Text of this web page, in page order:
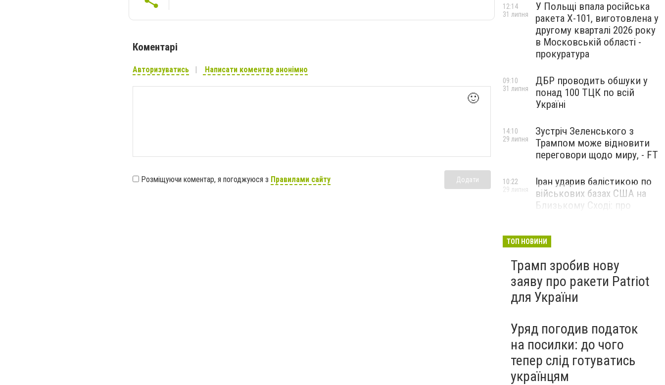
Коментарі
Авторизуватись Написати коментар анонімно
🙂
Розміщуючи коментар, я погоджуюся з Правилами сайту Додати
У Польщі впала російська
ракета X-101, виготовлена у
другому кварталі 2026 року
в Московській області -
прокуратура
12:14
31 липня
ДБР проводить обшуки у
понад 100 ТЦК по всій
Україні
09:10
31 липня
Зустріч Зеленського з
Трампом може відновити
переговори щодо миру, - FT
14:10
29 липня
Іран ударив балістикою по
військових базах США на
Близькому Сході: про
10:22
29 липня
ТОП НОВИНИ
Трамп зробив нову
заяву про ракети Patriot
для України
Уряд погодив податок
на посилки: до чого
тепер слід готуватись
українцям